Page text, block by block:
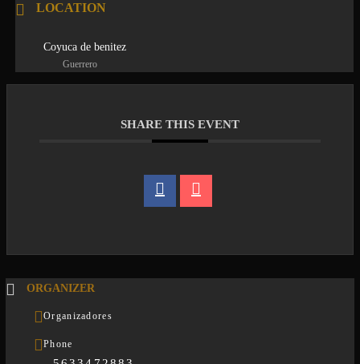
LOCATION
Coyuca de benitez
Guerrero
SHARE THIS EVENT
ORGANIZER
Organizadores
Phone